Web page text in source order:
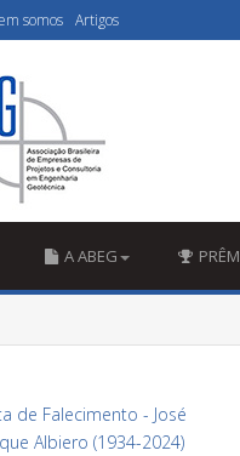
somos Artigos
A ABEG